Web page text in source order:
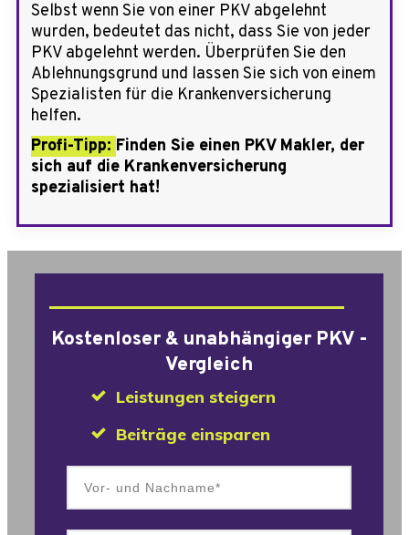
Selbst wenn Sie von einer PKV abgelehnt
wurden, bedeutet das nicht, dass Sie von jeder
PKV abgelehnt werden. Überprüfen Sie den
Ablehnungsgrund und lassen Sie sich von einem
Spezialisten für die Krankenversicherung
helfen.
Profi-Tipp: Finden Sie einen PKV Makler, der
sich auf die Krankenversicherung
spezialisiert hat!
Kostenloser & unabhängiger PKV -
Vergleich
Leistungen steigern
Beiträge einsparen